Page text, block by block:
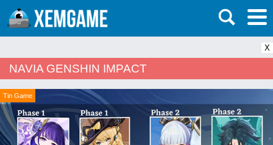
X
NAVIA GENSHIN IMPACT
Tin Game